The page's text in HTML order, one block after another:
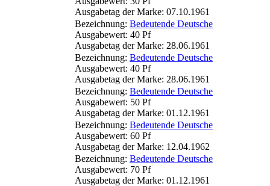
Ausgabetag der Marke: 07.10.1961
Bezeichnung: Bedeutende Deutsche
Ausgabewert: 40 Pf
Ausgabetag der Marke: 28.06.1961
Bezeichnung: Bedeutende Deutsche
Ausgabewert: 40 Pf
Ausgabetag der Marke: 28.06.1961
Bezeichnung: Bedeutende Deutsche
Ausgabewert: 50 Pf
Ausgabetag der Marke: 01.12.1961
Bezeichnung: Bedeutende Deutsche
Ausgabewert: 60 Pf
Ausgabetag der Marke: 12.04.1962
Bezeichnung: Bedeutende Deutsche
Ausgabewert: 70 Pf
Ausgabetag der Marke: 01.12.1961